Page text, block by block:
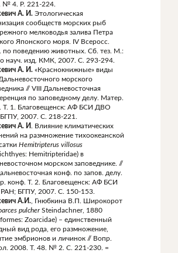
№ 4. P. 221-224.
А. И. Этологическая
сообществ морских рыб
мелководья залива Петра
Японского моря. IV Всеросс.
по поведению животных. Сб. тез. М.:
науч. изд. КМК, 2007. С. 293-294.
А. И. «Краснокнижные» виды
морского
// VIII Дальневосточная
по заповедному делу. Матер.
Т. 1. Благовещенск: АФ БСИ ДВО
2007. С. 218-221.
А. И. Влияние климатических
на размножение тихоокеанской
Hemitripterus villosus
Hemitripteridae) в
морском заповеднике. //
конф. по запов. делу.
конф. Т. 2. Благовещенск: АФ БСИ
БГПУ, 2007. С. 150-153.
А.И., Гнюбкина В.П. Широкорот
pulcherSteindachner, 1880
Zoarcidae) – единственный
вид рода, его размножение,
эмбрионов и личинок // Вопр.
2008. Т. 48. № 2. С. 221-230. =